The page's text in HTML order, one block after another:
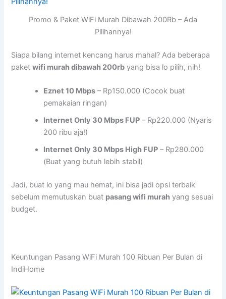
Promo & Paket WiFi Murah Dibawah 200Rb – Ada
Pilihannya!
Siapa bilang internet kencang harus mahal? Ada beberapa
paketwifi murah dibawah 200rb yang bisa lo pilih, nih!
Eznet 10 Mbps – Rp150.000 (Cocok buat
pemakaian ringan)
Internet Only 30 Mbps FUP – Rp220.000 (Nyaris
200 ribu aja!)
Internet Only 30 Mbps High FUP – Rp280.000
(Buat yang butuh lebih stabil)
Jadi, buat lo yang mau hemat, ini bisa jadi opsi terbaik
sebelum memutuskan buat pasang wifi murah yang sesuai
budget.
Keuntungan Pasang WiFi Murah 100 Ribuan Per Bulan di
IndiHome